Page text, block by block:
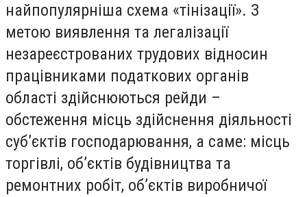
найпопулярніша схема «тінізації». З
метою виявлення та легалізації
незареєстрованих трудових відносин
працівниками податкових органів
області здійснюються рейди –
обстеження місць здійснення діяльності
суб’єктів господарювання, а саме: місць
торгівлі, об’єктів будівництва та
ремонтних робіт, об’єктів виробничої